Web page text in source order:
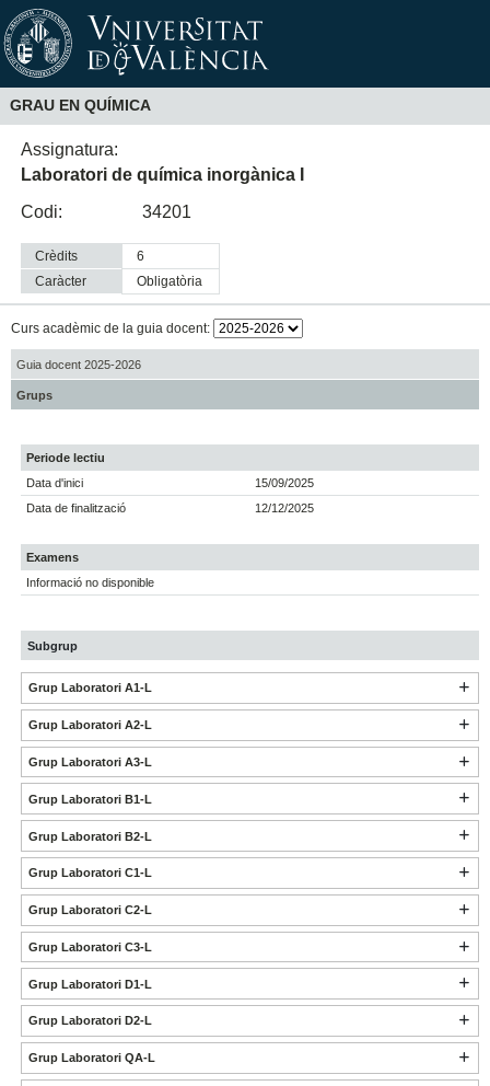
GRAU EN QUÍMICA
Assignatura:
Laboratori de química inorgànica I
Codi:
34201
Crèdits
6
Caràcter
obligatòria
Curs acadèmic de la guia docent:
Guia docent 2025-2026
Grups
Periode lectiu
Data d'inici
15/09/2025
Data de finalització
12/12/2025
Examens
Informació no disponible
Subgrup
Grup Laboratori A1-L
Grup Laboratori A2-L
Grup Laboratori A3-L
Grup Laboratori B1-L
Grup Laboratori B2-L
Grup Laboratori C1-L
Grup Laboratori C2-L
Grup Laboratori C3-L
Grup Laboratori D1-L
Grup Laboratori D2-L
Grup Laboratori QA-L